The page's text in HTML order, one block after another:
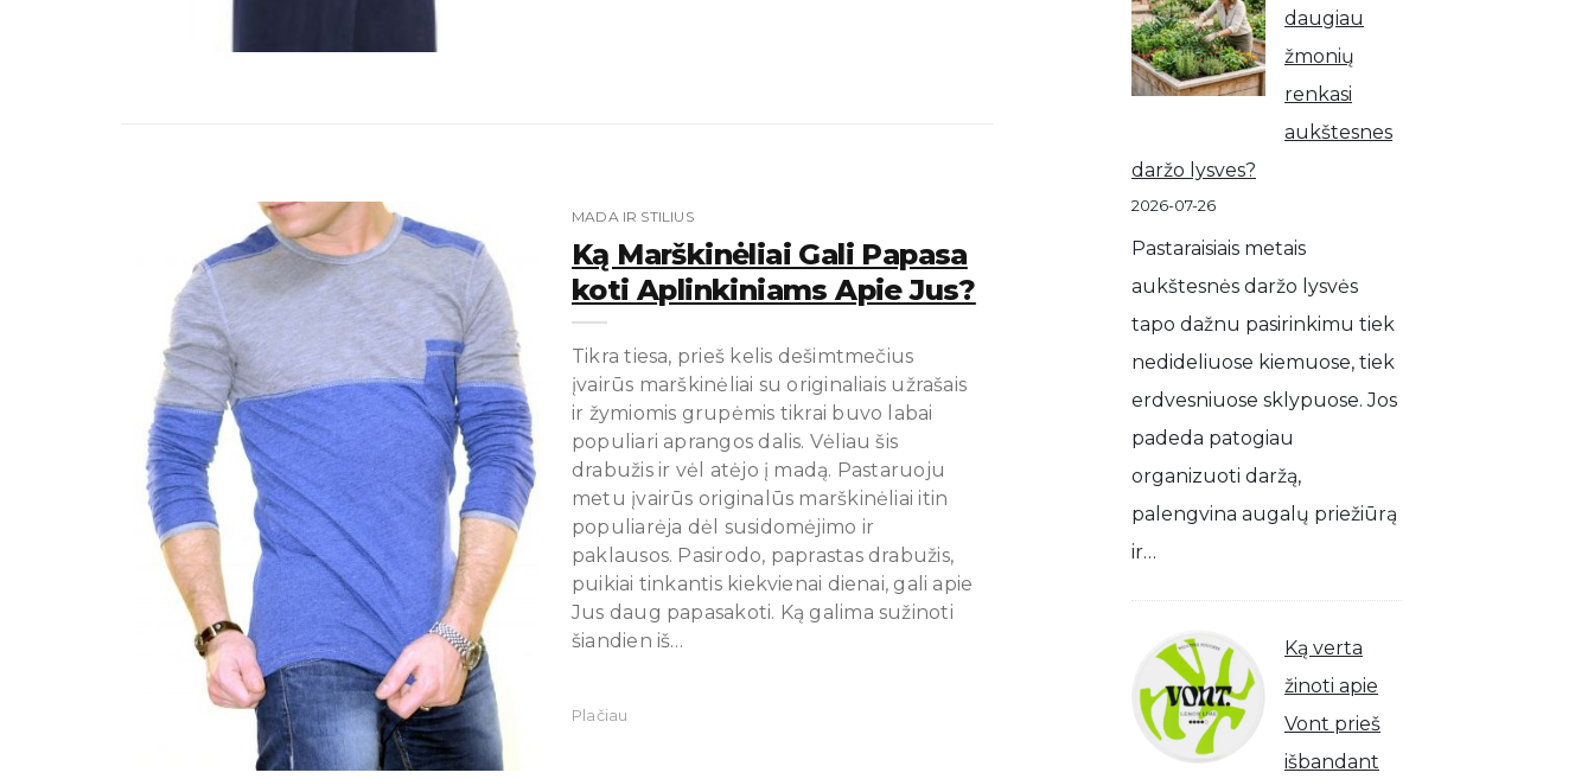
MADA IR STILIUS
Ką Marškinėliai Gali Papasa
Koti Aplinkiniams Apie Jus?
Tikra tiesa, prieš kelis dešimtmečius
įvairūs marškinėliai su originaliais užrašais
ir žymiomis grupėmis tikrai buvo labai
populiari aprangos dalis. Vėliau šis
drabužis ir vėl atėjo į madą. Pastaruoju
metu įvairūs originalūs marškinėliai itin
populiarėja dėl susidomėjimo ir
paklausos. Pasirodo, paprastas drabužis,
puikiai tinkantis kiekvienai dienai, gali apie
Jus daug papasakoti. Ką galima sužinoti
šiandien iš…
Plačiau
daugiau
žmonių
renkasi
aukštesnes
daržo lysves?
2026-07-26
Pastaraisiais metais
aukštesnės daržo lysvės
tapo dažnu pasirinkimu tiek
nedideliuose kiemuose, tiek
erdvesniuose sklypuose. Jos
padeda patogiau
organizuoti daržą,
palengvina augalų priežiūrą
ir…
Ką verta
žinoti apie
Vont prieš
išbandant